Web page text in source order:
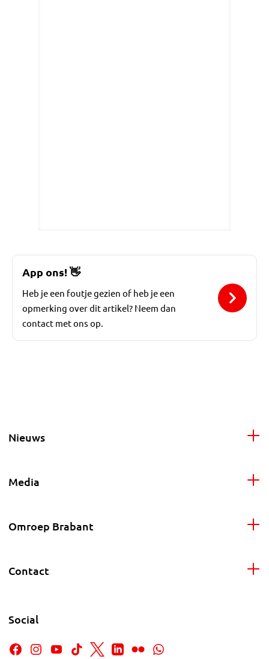
App ons!👋
Heb je een foutje gezien of heb je een
opmerking over dit artikel? Neem dan
contact met ons op.
Nieuws
Media
Omroep Brabant
Contact
Social